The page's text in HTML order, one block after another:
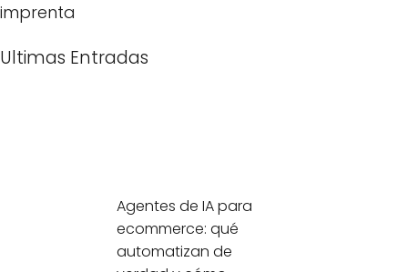
imprenta
Ultimas Entradas
Agentes de IA para
ecommerce: qué
automatizan de